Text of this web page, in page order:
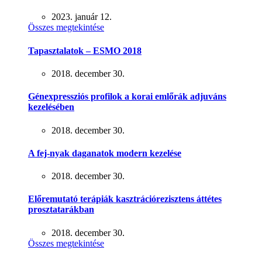
2023. január 12.
Összes megtekintése
Tapasztalatok – ESMO 2018
2018. december 30.
Génexpressziós profilok a korai emlőrák adjuváns
kezelésében
2018. december 30.
A fej-nyak daganatok modern kezelése
2018. december 30.
Előremutató terápiák kasztrációrezisztens áttétes
prosztatarákban
2018. december 30.
Összes megtekintése